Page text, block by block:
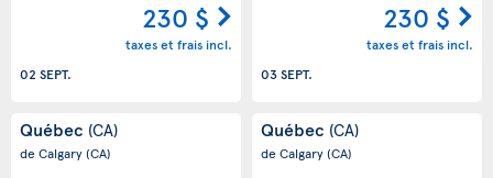
230 $
taxes et frais incl.
02 SEPT.
230 $
taxes et frais incl.
03 SEPT.
Québec (CA)
de Calgary(CA)
Québec (CA)
de Calgary(CA)